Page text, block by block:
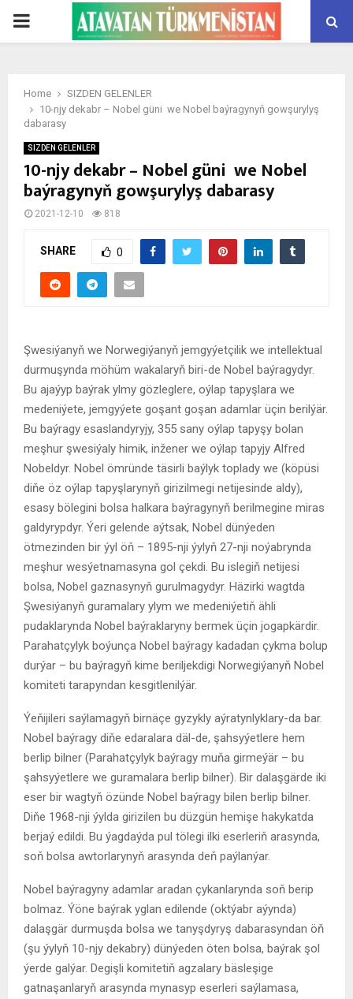
PRIMARY
Home
SIZDEN GELENLER
10-njy dekabr – Nobel güni we Nobel baýragynyň gowşurylyş
dabarasy
SIZDEN GELENLER
10-njy dekabr – Nobel güni we Nobel
baýragynyň gowşurylyş dabarasy
2021-12-10 818
SHARE 0
Şwesiýanyň we Norwegiýanyň jemgyýetçilik we intellektual
durmuşynda möhüm wakalaryň biri-de Nobel baýragydyr.
Bu ajaýyp baýrak ylmy gözleglere, oýlap tapyşlara we
medeniýete, jemgyýete goşant goşan adamlar üçin berilýär.
Bu baýragy esaslandyryjy, 355 sany oýlap tapyşy bolan
meşhur şwesiýaly himik, inžener we oýlap tapyjy Alfred
Nobeldyr. Nobel ömründe täsirli baýlyk toplady we (köpüsi
diňe öz oýlap tapyşlarynyň girizilmegi netijesinde aldy),
esasy bölegini bolsa halkara baýragynyň berilmegine miras
galdyrypdyr. Ýeri gelende aýtsak, Nobel dünýeden
ötmezinden bir ýyl öň – 1895-nji ýylyň 27-nji noýabrynda
meşhur wesýetnamasyna gol çekdi. Bu islegiň netijesi
bolsa, Nobel gaznasynyň gurulmagydyr. Häzirki wagtda
Şwesiýanyň guramalary ylym we medeniýetiň ähli
pudaklarynda Nobel baýraklaryny bermek üçin jogapkärdir.
Parahatçylyk boýunça Nobel baýragy kadadan çykma bolup
durýar – bu baýragyň kime beriljekdigi Norwegiýanyň Nobel
komiteti tarapyndan kesgitlenilýär.
Ýeňijileri saýlamagyň birnäçe gyzykly aýratynlyklary-da bar.
Nobel baýragy diňe edaralara däl-de, şahsyýetlere hem
berlip bilner (Parahatçylyk baýragy muňa girmeýär – bu
şahsyýetlere we guramalara berlip bilner). Bir dalaşgärde iki
eser bir wagtyň özünde Nobel baýragy bilen berlip bilner.
Diňe 1968-nji ýylda girizilen bu düzgün hemişe hakykatda
berjaý edildi. Bu ýagdaýda pul tölegi ilki eserleriň arasynda,
soň bolsa awtorlarynyň arasynda deň paýlanýar.
Nobel baýragyny adamlar aradan çykanlarynda soň berip
bolmaz. Ýöne baýrak yglan edilende (oktýabr aýynda)
dalaşgär durmuşda bolsa we tanyşdyryş dabarasyndan öň
(şu ýylyň 10-njy dekabry) dünýeden öten bolsa, baýrak şol
ýerde galýar. Degişli komitetiň agzalary bäsleşige
gatnaşanlaryň arasynda mynasyp eserleri saýlamasa,